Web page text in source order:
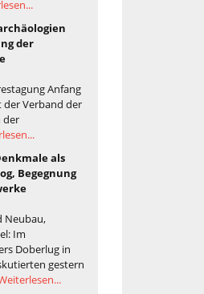
der
Anfang
der Verband der
der
als
Begegnung
Neubau,
Im
Doberlug in
gestern